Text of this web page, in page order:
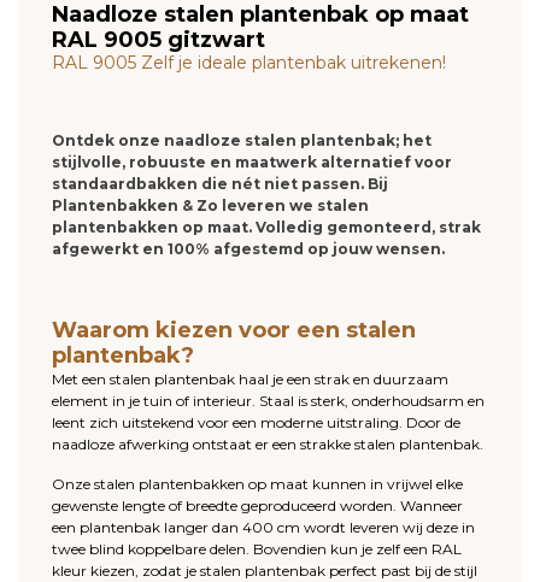
Naadloze stalen plantenbak op maat
RAL 9005 gitzwart
RAL 9005 Zelf je ideale plantenbak uitrekenen!
Ontdek onze naadloze stalen plantenbak; het
stijlvolle, robuuste en maatwerk alternatief voor
standaardbakken die nét niet passen. Bij
Plantenbakken & Zo leveren we stalen
plantenbakken op maat. Volledig gemonteerd, strak
afgewerkt en 100% afgestemd op jouw wensen.
Waarom kiezen voor een stalen
plantenbak?
Met een stalen plantenbak haal je een strak en duurzaam
element in je tuin of interieur. Staal is sterk, onderhoudsarm en
leent zich uitstekend voor een moderne uitstraling. Door de
naadloze afwerking ontstaat er een strakke stalen plantenbak.
Onze stalen plantenbakken op maat kunnen in vrijwel elke
gewenste lengte of breedte geproduceerd worden. Wanneer
een plantenbak langer dan 400 cm wordt leveren wij deze in
twee blind koppelbare delen. Bovendien kun je zelf een RAL
kleur kiezen, zodat je stalen plantenbak perfect past bij de stijl